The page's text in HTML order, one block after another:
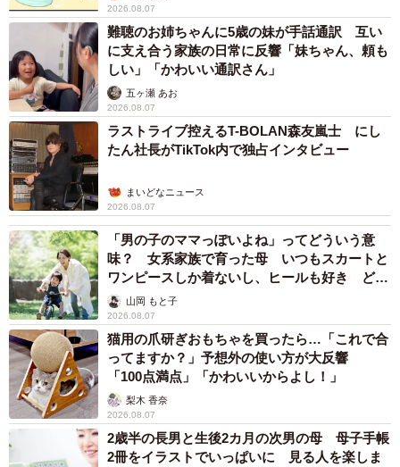
2026.08.07
難聴のお姉ちゃんに5歳の妹が手話通訳 互い
に支え合う家族の日常に反響「妹ちゃん、頼も
しい」「かわいい通訳さん」
五ヶ瀬 あお
2026.08.07
ラストライブ控えるT-BOLAN森友嵐士 にし
たん社長がTikTok内で独占インタビュー
まいどなニュース
2026.08.07
「男の子のママっぽいよね」ってどういう意
味？ 女系家族で育った母 いつもスカートと
ワンピースしか着ないし、ヒールも好き どの
へんが…
山岡 もと子
2026.08.07
猫用の爪研ぎおもちゃを買ったら…「これで合
ってますか？」予想外の使い方が大反響
「100点満点」「かわいいからよし！」
梨木 香奈
2026.08.07
2歳半の長男と生後2カ月の次男の母 母子手帳
2冊をイラストでいっぱいに 見る人を楽しま